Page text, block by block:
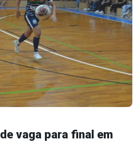
vaga para final em